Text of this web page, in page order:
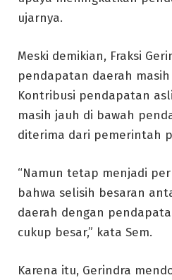
ujarnya.
Meski demikian, Fraksi
pendapatan daerah
Kontribusi pendapatan
masih jauh di bawah
diterima dari pemerintah
“Namun tetap menjadi
bahwa selisih besaran
daerah dengan
cukup besar,” kata Sem.
Karena itu, Gerindra